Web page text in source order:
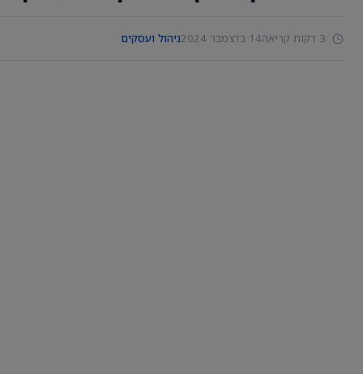
14 בדצמבר 2024 ניהול ועסקים